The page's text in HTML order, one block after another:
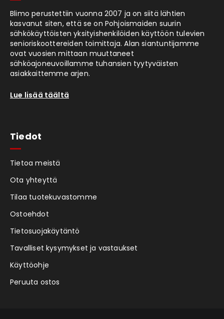
Blimo perustettiin vuonna 2007 ja on siitä lähtien
kasvanut siten, että se on Pohjoismaiden suurin
sähkökäyttöisten yksityishenkilöiden käyttöön tulevien
senioriskoottereiden toimittaja. Alan siantuntijamme
ovat vuosien mittaan muuttaneet
sähköajoneuvoillamme tuhansien tyytyväisten
asiakkaittemme arjen.
Lue lisää täältä
Tiedot
Tietoa meistä
Ota yhteyttä
Tilaa tuotekuvastomme
Ostoehdot
Tietosuojakäytäntö
Tavalliset kysymykset ja vastaukset
Käyttöohje
Peruuta ostos